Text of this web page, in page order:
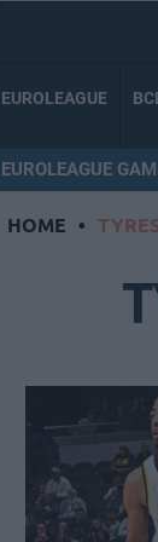
EUROLEAGUE
EUROLEAGUE
HOME •